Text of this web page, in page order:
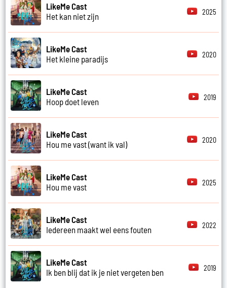
LikeMe Cast
Het kan niet zijn
2025
LikeMe Cast
Het kleine paradijs
2020
LikeMe Cast
Hoop doet leven
2019
LikeMe Cast
Hou me vast (want ik val)
2020
LikeMe Cast
Hou me vast
2025
LikeMe Cast
Iedereen maakt wel eens fouten
2022
LikeMe Cast
Ik ben blij dat ik je niet vergeten ben
2019